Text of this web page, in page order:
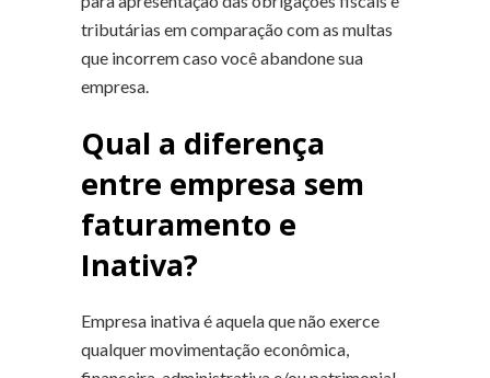
tributárias em comparação com as multas
que incorrem caso você abandone sua
empresa.
Qual a diferença
entre empresa sem
faturamento e
Inativa?
Empresa inativa é aquela que não exerce
qualquer movimentação econômica,